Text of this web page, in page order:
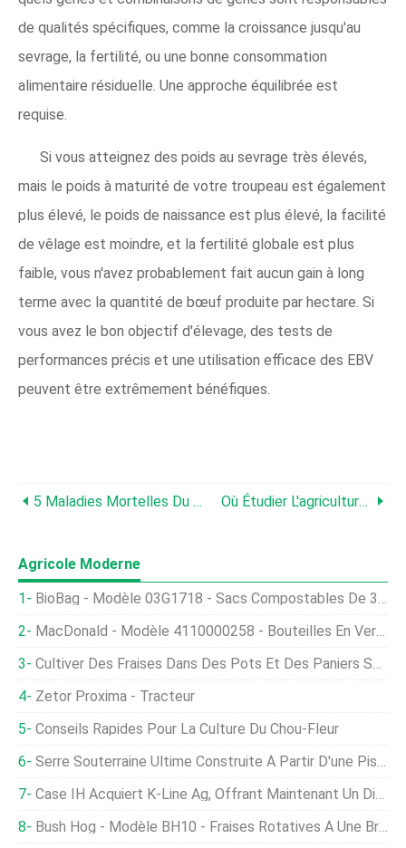
de qualités spécifiques, comme la croissance jusqu'au
sevrage, la fertilité, ou une bonne consommation
alimentaire résiduelle. Une approche équilibrée est
requise.
Si vous atteignez des poids au sevrage très élevés,
mais le poids à maturité de votre troupeau est également
plus élevé, le poids de naissance est plus élevé, la facilité
de vêlage est moindre, et la fertilité globale est plus
faible, vous n'avez probablement fait aucun gain à long
terme avec la quantité de bœuf produite par hectare. Si
vous avez le bon objectif d'élevage, des tests de
performances précis et une utilisation efficace des EBV
peuvent être extrêmement bénéfiques.
5 Maladies Mortelles Du Bétail En Afrique Du Sud Où Étudier L'agriculture En Afrique Du Sud
Agricole Moderne
BioBag - Modèle 03G1718 - Sacs Compostables De 3 Gallons
MacDonald - Modèle 4110000258 - Bouteilles En Verre Brut
Cultiver Des Fraises Dans Des Pots Et Des Paniers Suspendus
Zetor Proxima - Tracteur
Conseils Rapides Pour La Culture Du Chou-Fleur
Serre Souterraine Ultime Construite À Partir D'une Piscine Convertie
Case IH Acquiert K-Line Ag, Offrant Maintenant Un Disque Haute Vitesse
Bush Hog - Modèle BH10 - Fraises Rotatives À Une Broche